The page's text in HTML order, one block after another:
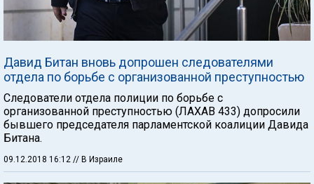
Давид Битан вновь допрошен следователями
отдела по борьбе с организованной преступностью
Следователи отдела полиции по борьбе с
организованной преступностью (ЛАХАВ 433) допросили
бывшего председателя парламентской коалиции Давида
Битана.
09.12.2018 16:12 // В Израиле